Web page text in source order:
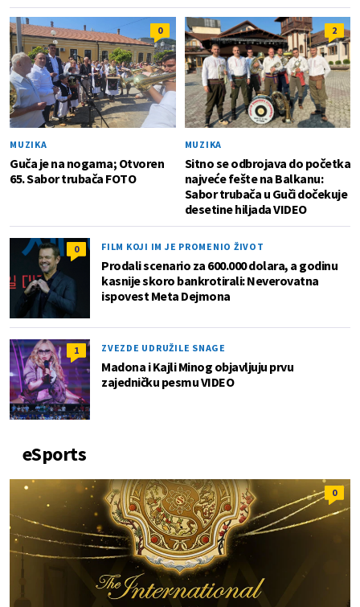
0
MUZIKA
Guča je na nogama; Otvoren
65. Sabor trubača FOTO
2
MUZIKA
Sitno se odbrojava do početka
najveće fešte na Balkanu:
Sabor trubača u Guči dočekuje
desetine hiljada VIDEO
0 FILM KOJI IM JE PROMENIO ŽIVOT
Prodali scenario za 600.000 dolara, a godinu
kasnije skoro bankrotirali: Neverovatna
ispovest Meta Dejmona
1 ZVEZDE UDRUŽILE SNAGE
Madona i Kajli Minog objavljuju prvu
zajedničku pesmu VIDEO
eSports
0